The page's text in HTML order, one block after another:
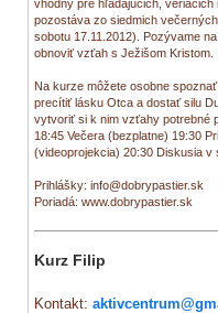
vhodný pre hľadajúcich,
pozostáva zo siedmich
sobotu 17.11.2012). Pozývame
obnoviť vzťah s Ježišom Kristom.
Na kurze môžete osobne
precítiť lásku Otca a dostať silu
vytvoriť si k nim vzťahy potrebné
18:45 Večera (bezplatne) 19:30
(videoprojekcia) 20:30 Diskusia v
Prihlášky: info@dobrypastier.sk
Poriadá: www.dobrypastier.sk
Kurz Filip
Kontakt: